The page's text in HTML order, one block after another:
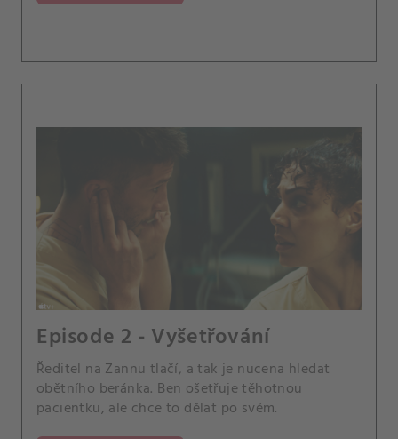
Episode 2 - Vyšetřování
Ředitel na Zannu tlačí, a tak je nucena hledat
obětního beránka. Ben ošetřuje těhotnou
pacientku, ale chce to dělat po svém.